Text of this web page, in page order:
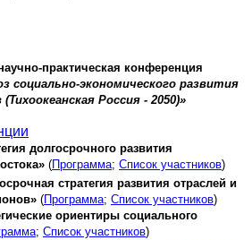
практическая конференция
социально-экономического развития
Россия - 2050)»
долгосрочного развития
(Программа; Список участников)
стратегия развития отраслей и
(Программа; Список участников)
ориентиры социального
; Список участников)